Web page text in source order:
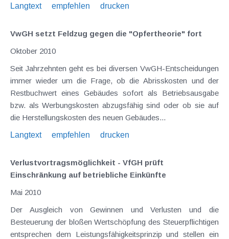
Langtext
empfehlen drucken
VwGH setzt Feldzug gegen die "Opfertheorie" fort
Oktober 2010
Seit Jahrzehnten geht es bei diversen VwGH-Entscheidungen
immer wieder um die Frage, ob die Abrisskosten und der
Restbuchwert eines Gebäudes sofort als Betriebsausgabe
bzw. als Werbungskosten abzugsfähig sind oder ob sie auf
die Herstellungskosten des neuen Gebäudes...
Langtext
empfehlen drucken
Verlustvortragsmöglichkeit - VfGH prüft
Einschränkung auf betriebliche Einkünfte
Mai 2010
Der Ausgleich von Gewinnen und Verlusten und die
Besteuerung der bloßen Wertschöpfung des Steuerpflichtigen
entsprechen dem Leistungsfähigkeitsprinzip und stellen ein